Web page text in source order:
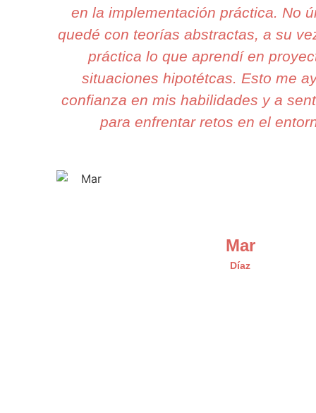
en la implementación práctica. No
quedé con teorías abstractas, a su
práctica lo que aprendí en
situaciones hipotétcas. Esto me
confianza en mis habilidades y a
para enfrentar retos en el
Mar
Díaz